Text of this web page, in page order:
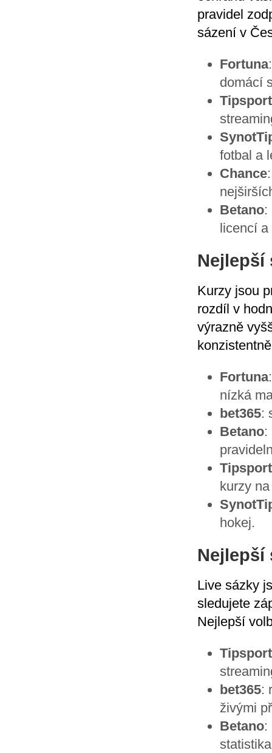
pravidel
sázení v
Fortuna
domácí
Tipsport
fotbal a
Chance
Betano:
licencí a
Nejlepší
Kurzy jsou
rozdíl v
výrazně
Fortuna
nízká
bet365:
Betano:
Tipsport
kurzy
hokej.
Nejlepší
Live sázky
sledujete
Nejlepší
Tipsport
bet365:
živými
Betano: